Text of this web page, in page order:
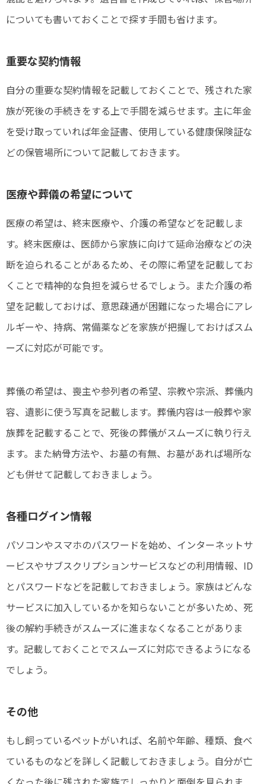
についても書いておくことで探す手間も省けます。
重要な契約情報
自分の重要な契約情報を記載しておくことで、残された家
族が死後の手続きをする上で手間を減らせます。主に年金
を受け取っていれば年金証書、使用している健康保険証な
どの保管場所について記載しておきます。
医療や葬儀の希望について
医療の希望は、終末医療や、介護の希望などを記載しま
す。終末医療は、医師から家族に向けて延命治療などの決
断を迫られることがあるため、その際に希望を記載してお
くことで精神的な負担を減らせるでしょう。また介護の希
望を記載しておけば、意思疎通が困難になった場合にアレ
ルギーや、持病、常備薬などを家族が把握しておけばスム
ーズに対応が可能です。
葬儀の希望は、喪主や参列者の希望、宗教や宗派、葬儀内
容、遺影に使う写真を記載します。葬儀内容は一般葬や家
族葬を記載することで、死後の葬儀がスムーズに執り行え
ます。また納骨方法や、お墓の有無、お墓があれば場所な
ども併せて記載しておきましょう。
各種ログイン情報
パソコンやスマホのパスワードを始め、インターネットサ
ービスやサブスクリプションサービスなどの利用情報、ID
とパスワードなどを記載しておきましょう。家族はどんな
サービスに加入しているかを知らないことが多いため、死
後の解約手続きがスムーズに進まなくなることがありま
す。記載しておくことでスムーズに対応できるようになる
でしょう。
その他
もし飼っているペットがいれば、名前や年齢、種類、食べ
ているものなどを詳しく記載しておきましょう。自分が亡